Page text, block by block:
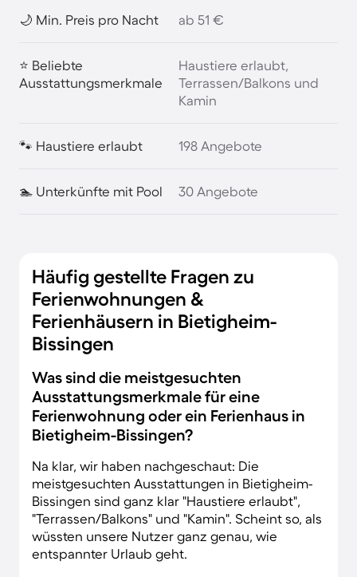
🌙 Min. Preis pro Nacht ab 51 €
⭐ Beliebte
Ausstattungsmerkmale
Haustiere erlaubt,
Terrassen/Balkons und
Kamin
🐾 Haustiere erlaubt 198 Angebote
🏊 Unterkünfte mit Pool 30 Angebote
Häufig gestellte Fragen zu
Ferienwohnungen &
Ferienhäusern in Bietigheim-
Bissingen
Was sind die meistgesuchten
Ausstattungsmerkmale für eine
Ferienwohnung oder ein Ferienhaus in
Bietigheim-Bissingen?
Na klar, wir haben nachgeschaut: Die
meistgesuchten Ausstattungen in Bietigheim-
Bissingen sind ganz klar "Haustiere erlaubt",
"Terrassen/Balkons" und "Kamin". Scheint so, als
wüssten unsere Nutzer ganz genau, wie
entspannter Urlaub geht.